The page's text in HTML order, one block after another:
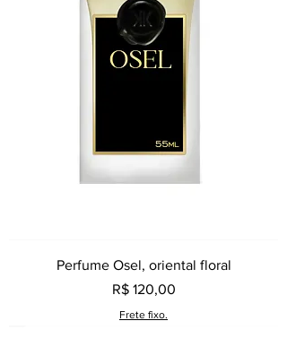
Perfume Osel, oriental floral
Preço
R$ 120,00
Frete fixo.